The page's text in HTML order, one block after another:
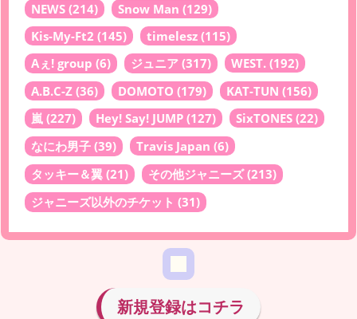
NEWS (214) Snow Man (129)
Kis-My-Ft2 (145) timelesz (115)
Aぇ! group (6) ジュニア (317) WEST. (192)
A.B.C-Z (36) DOMOTO (179) KAT-TUN (156)
嵐 (227) Hey! Say! JUMP (127) SixTONES (22)
なにわ男子 (39) Travis Japan (6)
タッキー＆翼 (21) その他ジャニーズ(213)
ジャニーズ以外のチケット (31)
新規登録はコチラ